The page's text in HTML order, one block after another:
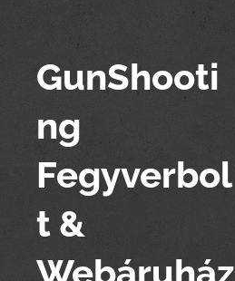
GunShooti
ng
Fegyverbol
t &
Webáruház